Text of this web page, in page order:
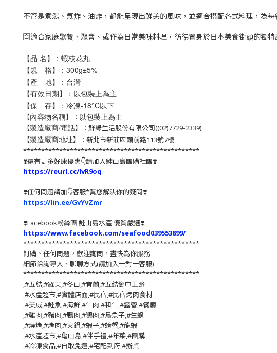
不管是煮湯、氣炸、油炸，都能呈現出鮮美的風味，並適合搭配各式料理，為
🈴適合家庭聚餐、聚會、或作為日常美味料理，彷彿置身於日本美食街頭的獨特
【品 名】：蝦枝花丸
【規 格】：300g±5%
【產 地】：台灣
【有效日期】：以包裝上為主
【保 存】：冷凍-18°C以下
【內容物名稱】： 以包裝上為主
【製造廠商/電話】：鮮綠生活股份有限公司((02)7729-2339)
【製造廠商地址】：新北市新莊區頭前路113號7樓
*************************************************
❣️還有更多好康優惠👇請加入鮭山島團購社團❣️
https://reurl.cc/lvR9oq
❣️任何問題請加👇客服*幫您解決你的疑問❣️
https://lin.ee/GvYvZmr
❣️Facebook粉絲團 鮭山島水產 優質嚴選❣️
https://www.facebook.com/seafood039553899/
*************************************************
訂購、任何問題，歡迎詢問，盡快為你服務
細節洽詢專人、聊聊方式(請加入一對一客服)
*************************************************
,#五結,#羅東,#冬山,#宜蘭,#五結鄉中正路
,#水產超市,#實體店面,#民宿,#民宿烤肉食材
,#美威,#鮭魚,#海鮮,#牛肉,#和牛,#露營,#餐廳
,#雞肉,#豬肉,#鴨肉,#鵝肉,#烏魚子,#生蠔
,#燒烤,#烤肉,#火鍋,#蝦子,#螃蟹,#龍蝦
,#水產超市,#龜山島,#伴手禮,#年菜,#團購
,#冷凍食品,#自取免運,#宅配到府,#辦桌